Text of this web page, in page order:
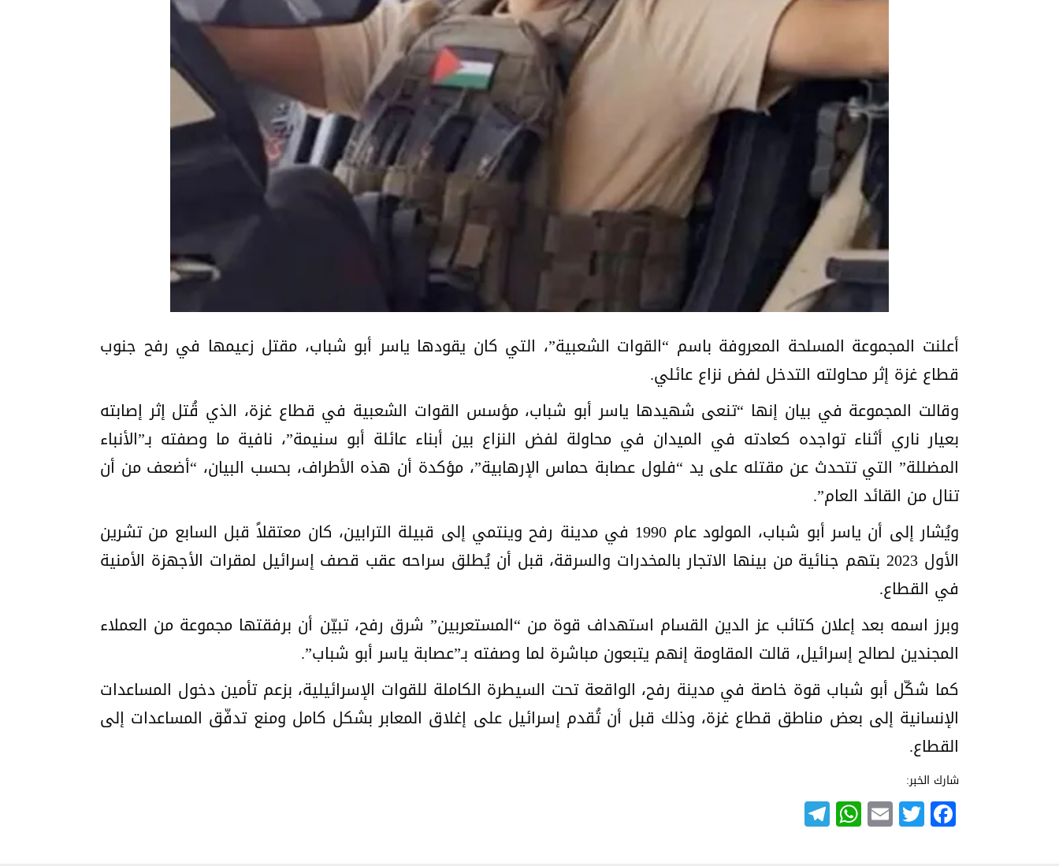
أعلنت المجموعة المسلحة المعروفة باسم “القوات الشعبية”، التي كان يقودها ياسر أبو شباب، مقتل زعيمها في رفح جنوب
قطاع غزة إثر محاولته التدخل لفض نزاع عائلي.
وقالت المجموعة في بيان إنها “تنعى شهيدها ياسر أبو شباب، مؤسس القوات الشعبية في قطاع غزة، الذي قُتل إثر إصابته
بعيار ناري أثناء تواجده كعادته في الميدان في محاولة لفض النزاع بين أبناء عائلة أبو سنيمة”، نافية ما وصفته بـ”الأنباء
المضللة” التي تتحدث عن مقتله على يد “فلول عصابة حماس الإرهابية”، مؤكدة أن هذه الأطراف، بحسب البيان، “أضعف من أن
تنال من القائد العام”.
ويُشار إلى أن ياسر أبو شباب، المولود عام 1990 في مدينة رفح وينتمي إلى قبيلة الترابين، كان معتقلاً قبل السابع من تشرين
الأول 2023 بتهم جنائية من بينها الاتجار بالمخدرات والسرقة، قبل أن يُطلق سراحه عقب قصف إسرائيل لمقرات الأجهزة الأمنية
في القطاع.
وبرز اسمه بعد إعلان كتائب عز الدين القسام استهداف قوة من “المستعربين” شرق رفح، تبيّن أن برفقتها مجموعة من العملاء
المجندين لصالح إسرائيل، قالت المقاومة إنهم يتبعون مباشرة لما وصفته بـ”عصابة ياسر أبو شباب”.
كما شكّل أبو شباب قوة خاصة في مدينة رفح، الواقعة تحت السيطرة الكاملة للقوات الإسرائيلية، بزعم تأمين دخول المساعدات
الإنسانية إلى بعض مناطق قطاع غزة، وذلك قبل أن تُقدم إسرائيل على إغلاق المعابر بشكل كامل ومنع تدفّق المساعدات إلى
القطاع.
شارك الخبر:
Facebook
Twitter
Email
WhatsApp